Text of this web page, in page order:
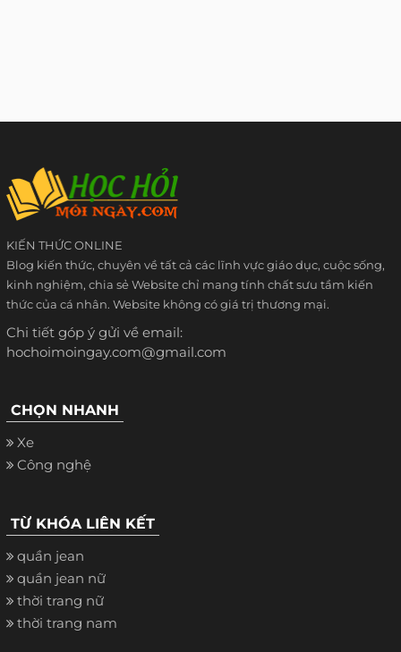
KIẾN THỨC ONLINE
Blog kiến thức, chuyên về tất cả các lĩnh vực giáo dục, cuộc sống,
kinh nghiệm, chia sẻ Website chỉ mang tính chất sưu tầm kiến
thức của cá nhân. Website không có giá trị thương mại.
Chi tiết góp ý gửi về email:
hochoimoingay.com@gmail.com
CHỌN NHANH
Xe
Công nghệ
TỪ KHÓA LIÊN KẾT
quần jean
quần jean nữ
thời trang nữ
thời trang nam